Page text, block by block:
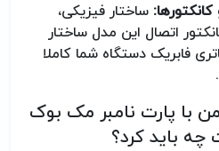
ساختار فیزیکی،
اتصال این مدل ساختار
فابریک دستگاه شما کاملا
من با پارت نامبر مک بوک
چه باید کرد؟